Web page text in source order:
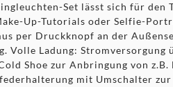
Set lässt sich für den
Up-Tutorials oder Selfie-
per Druckknopf an der
Volle Ladung: Stromversorgung
Shoe zur Anbringung von z.B.
mit Umschalter zur